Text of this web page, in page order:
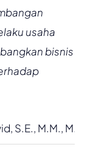
usaha
bisnis
S.E., M.M., M.Si.